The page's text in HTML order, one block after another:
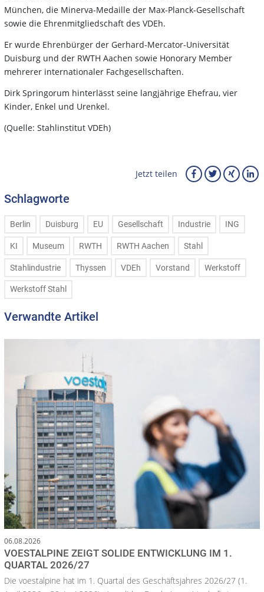
München, die Minerva-Medaille der Max-Planck-Gesellschaft
sowie die Ehrenmitgliedschaft des VDEh.
Er wurde Ehrenbürger der Gerhard-Mercator-Universität
Duisburg und der RWTH Aachen sowie Honorary Member
mehrerer internationaler Fachgesellschaften.
Dirk Springorum hinterlässt seine langjährige Ehefrau, vier
Kinder, Enkel und Urenkel.
(Quelle: Stahlinstitut VDEh)
Jetzt teilen
Schlagworte
Berlin Duisburg EU Gesellschaft Industrie ING
KI Museum RWTH RWTH Aachen Stahl
Stahlindustrie Thyssen VDEh Vorstand Werkstoff
Werkstoff Stahl
Verwandte Artikel
06.08.2026
VOESTALPINE ZEIGT SOLIDE ENTWICKLUNG IM 1.
QUARTAL 2026/27
Die voestalpine hat im 1. Quartal des Geschäftsjahres 2026/27 (1.